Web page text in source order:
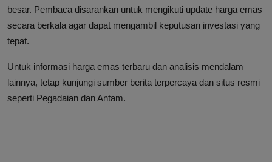
besar. Pembaca disarankan untuk mengikuti update harga emas
secara berkala agar dapat mengambil keputusan investasi yang
tepat.
Untuk informasi harga emas terbaru dan analisis mendalam
lainnya, tetap kunjungi sumber berita terpercaya dan situs resmi
seperti Pegadaian dan Antam.